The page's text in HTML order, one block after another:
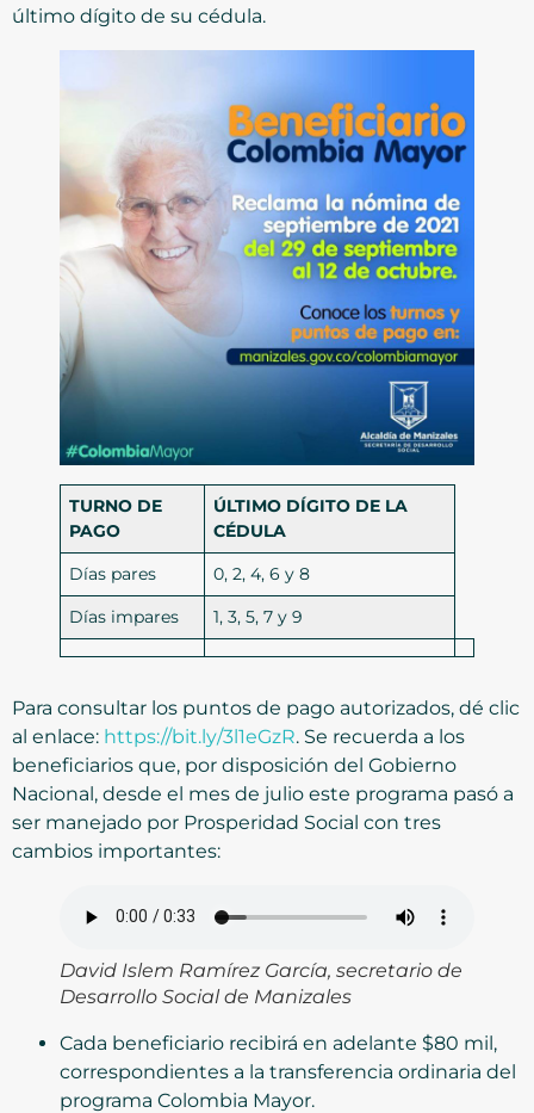
último dígito de su cédula.
TURNO DE
PAGO
ÚLTIMO DÍGITO DE LA
CÉDULA
Días pares
0, 2, 4, 6 y 8
Días impares
1, 3, 5, 7 y 9
Para consultar los puntos de pago autorizados, dé clic
al enlace: https://bit.ly/3l1eGzR. Se recuerda a los
beneficiarios que, por disposición del Gobierno
Nacional, desde el mes de julio este programa pasó a
ser manejado por Prosperidad Social con tres
cambios importantes:
David Islem Ramírez García, secretario de
Desarrollo Social de Manizales
Cada beneficiario recibirá en adelante $80 mil,
correspondientes a la transferencia ordinaria del
programa Colombia Mayor.